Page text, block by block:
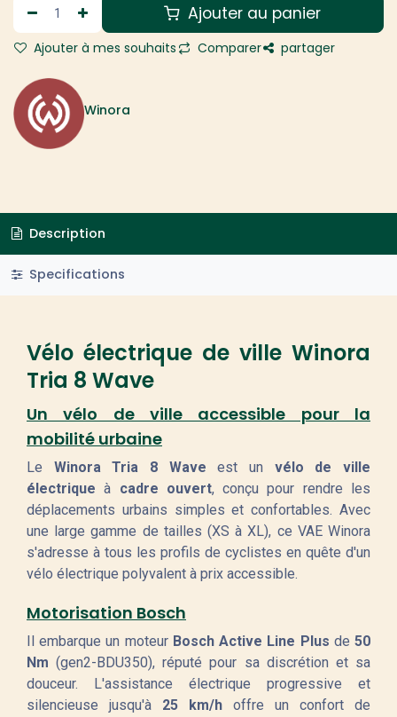
Ajouter au panier
Ajouter à mes souhaits Comparer partager
Winora
Description
Specifications
Vélo électrique de ville Winora
Tria 8 Wave
Un vélo de ville accessible pour la
mobilité urbaine
Le Winora Tria 8 Wave est un vélo de ville
électrique à cadre ouvert, conçu pour rendre les
déplacements urbains simples et confortables. Avec
une large gamme de tailles (XS à XL), ce VAE Winora
s'adresse à tous les profils de cyclistes en quête d'un
vélo électrique polyvalent à prix accessible.
Motorisation Bosch
Il embarque un moteur Bosch Active Line Plus de50
Nm (gen2-BDU350), réputé pour sa discrétion et sa
douceur. L'assistance électrique progressive et
silencieuse jusqu'à 25 km/h offre un confort de